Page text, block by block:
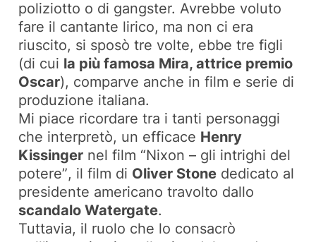
poliziotto o di gangster. Avrebbe voluto
fare il cantante lirico, ma non ci era
riuscito, si sposò tre volte, ebbe tre figli
(di cui la più famosa Mira, attrice premio
Oscar), comparve anche in film e serie di
produzione italiana.
Mi piace ricordare tra i tanti personaggi
che interpretò, un efficace Henry
Kissinger nel film “Nixon – gli intrighi del
potere”, il film di Oliver Stone dedicato al
presidente americano travolto dallo
scandalo Watergate.
Tuttavia, il ruolo che lo consacrò